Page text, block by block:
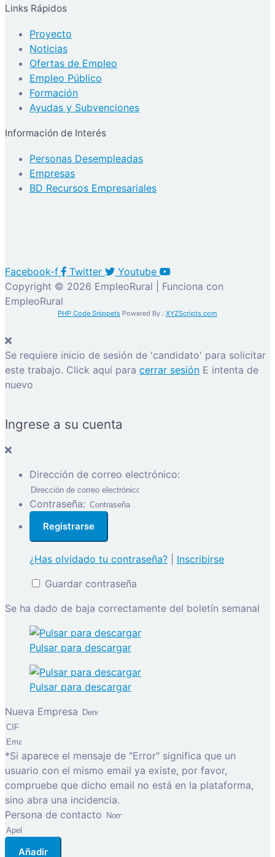
Links Rápidos
Proyecto
Noticias
Ofertas de Empleo
Empleo Público
Formación
Ayudas y Subvenciones
Información de Interés
Personas Desempleadas
Empresas
BD Recursos Empresariales
Facebook-f Twitter
Youtube
Copyright © 2026 EmpleoRural | Funciona con
EmpleoRural
PHP Code Snippets Powered By : XYZScripts.com
Se requiere inicio de sesión de 'candidato' para solicitar
este trabajo. Click aquí para cerrar sesión E intenta de
nuevo
Ingrese a su cuenta
Dirección de correo electrónico:
Contraseña:
¿Has olvidado tu contraseña?
Inscribirse
Guardar contraseña
Se ha dado de baja correctamente del boletín semanal
Pulsar para descargar
Pulsar para descargar
Nueva Empresa
*Si aparece el mensaje de "Error" significa que un
usuario con el mismo email ya existe, por favor,
compruebe que dicho email no está en la plataforma,
sino abra una incidencia.
Persona de contacto
Añadir